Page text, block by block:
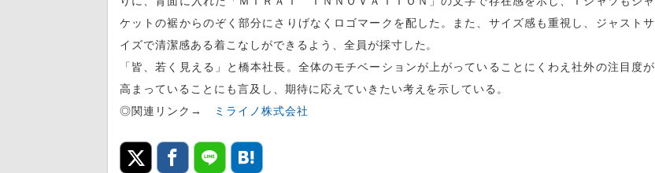
ケットの裾からのぞく部分にさりげなくロゴマークを配した。また、サイズ感も重視し、ジャストサ
イズで清潔感ある着こなしができるよう、全員が採寸した。
「皆、若く見える」と橋本社長。全体のモチベーションが上がっていることにくわえ社外の注目度が
高まっていることにも言及し、期待に応えていきたい考えを示している。
◎関連リンク→
ミライノ株式会社